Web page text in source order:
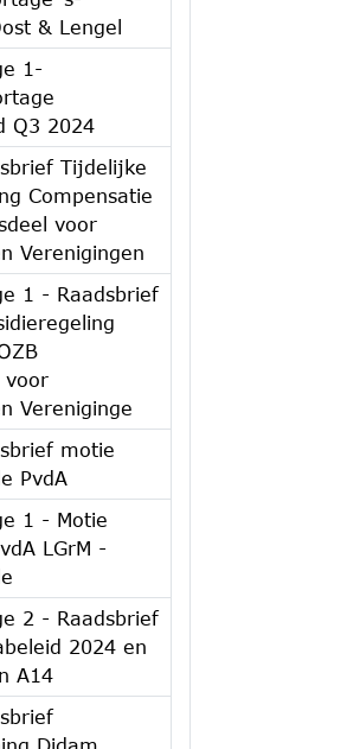
& Lengel
1-
Q3 2024
Tijdelijke
Compensatie
voor
Verenigingen
1 - Raadsbrief
voor
Vereniginge
motie
PvdA
1 - Motie
LGrM -
2 - Raadsbrief
2024 en
A14